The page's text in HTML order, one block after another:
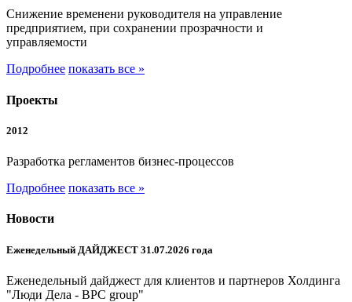
Снижение временени руководителя на управление
предприятием, при сохранении прозрачности и
управляемости
Подробнее показать все »
Проекты
2012
Разработка регламентов бизнес-процессов
Подробнее показать все »
Новости
Еженедельный ДАЙДЖЕСТ 31.07.2026 года
Еженедельный дайджест для клиентов и партнеров Холдинга
"Люди Дела - BPC group"